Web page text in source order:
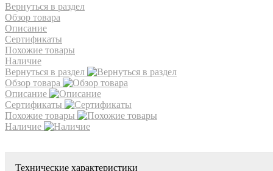
Вернуться в раздел
Обзор товара
Описание
Сертификаты
Похожие товары
Наличие
Вернуться в раздел
Обзор товара
Описание
Сертификаты
Похожие товары
Наличие
Технические характеристики